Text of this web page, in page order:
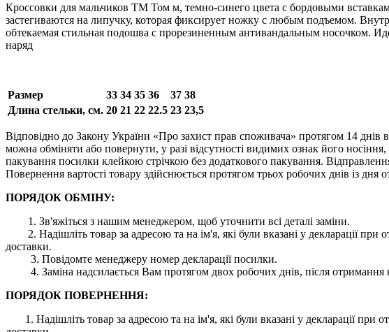
Кроссовки для мальчиков ТМ Том м, темно-синего цвета с бордовыми
застегиваются на липучку, которая фиксирует ножку с любым подъемом.
обтекаемая стильная подошва с прорезиненным антивандальным носочком.
наряд
Размер 33 34 35 36 37 38
Длина стельки, см. 20 21 22 22.5 23 23,5
Відповідно до Закону України «Про захист прав споживача» протягом 14
можна обміняти або повернути, у разі відсутності видимих ​​ознак його
пакування посилки клейкою стрічкою без додаткового пакування.
Повернення вартості товару здійснюється протягом трьох робочих днів із
ПОРЯДОК ОБМІНУ:
1. Зв'яжіться з нашим менеджером, щоб уточнити всі деталі заміни.
2. Надішліть товар за адресою та на ім'я, які були вказані у декларації
доставки.
3. Повідомте менеджеру номер декларації посилки.
4. Заміна надсилається Вам протягом двох робочих днів, після отримання
ПОРЯДОК ПОВЕРНЕННЯ:
1. Надішліть товар за адресою та на ім'я, які були вказані у декларації